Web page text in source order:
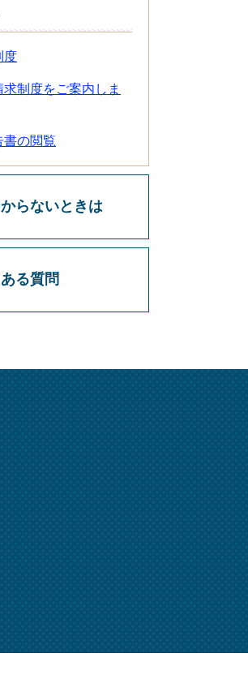
度
制度をご案内しま
書の閲覧
らないときは
る質問